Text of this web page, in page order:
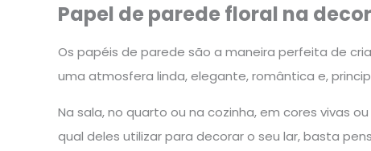
Papel de parede floral na
Os papéis de parede são a maneira perfeita de
uma atmosfera linda, elegante, romântica e,
Na sala, no quarto ou na cozinha, em cores vivas
qual deles utilizar para decorar o seu lar, basta